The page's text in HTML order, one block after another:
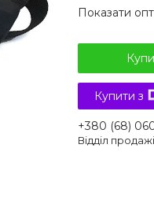
Показати
Купити з
+380 (68)
Відділ